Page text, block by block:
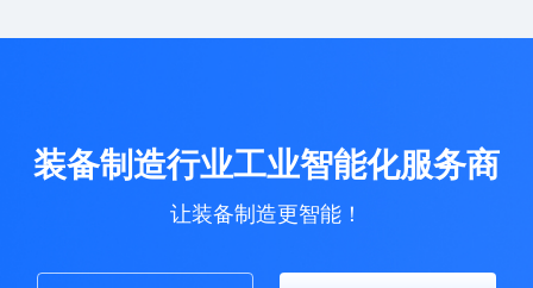
装备制造行业工业智能化服务商
让装备制造更智能！